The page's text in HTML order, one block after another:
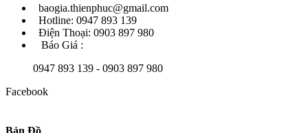
baogia.thienphuc@gmail.com
Hotline: 0947 893 139
Điện Thoại: 0903 897 980
Báo Giá :
0947 893 139 - 0903 897 980
Facebook